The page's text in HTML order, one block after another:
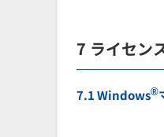
7 ライセン
7.1 Windows®